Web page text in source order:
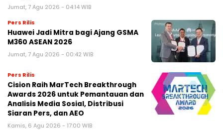
Jumat, 7 Agu 2026 - 04:14 WIB
Pers Rilis
Huawei Jadi Mitra bagi Ajang GSMA
M360 ASEAN 2026
Jumat, 7 Agu 2026 - 00:42 WIB
Pers Rilis
Cision Raih MarTech Breakthrough
Awards 2026 untuk Pemantauan dan
Analisis Media Sosial, Distribusi
Siaran Pers, dan AEO
Kamis, 6 Agu 2026 - 17:00 WIB